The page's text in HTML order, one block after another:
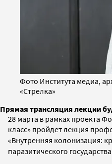
Фото Института медиа,
«Стрелка»
Прямая трансляция лекции
28 марта в рамках проекта
класс» пройдет лекция
«Внутренняя колонизация:
паразитического